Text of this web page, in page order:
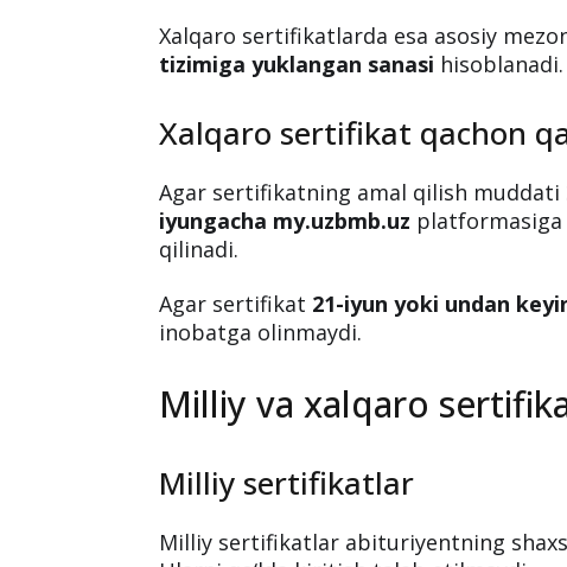
Xalqaro sertifikatlarda esa asosiy
tizimiga yuklangan sanasi hisoblanadi.
Xalqaro sertifikat qachon
Agar sertifikatning amal qilish muddati
iyungacha my.uzbmb.uz platformasiga
qilinadi.
Agar sertifikat 21-iyun yoki undan
inobatga olinmaydi.
Milliy va xalqaro
Milliy sertifikatlar
Milliy sertifikatlar abituriyentning